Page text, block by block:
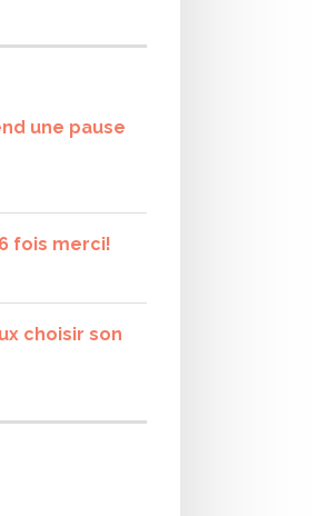
une pause
fois merci!
choisir son